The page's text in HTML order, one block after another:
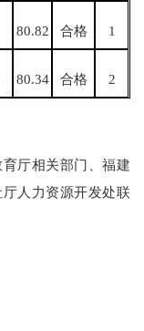
80.82 合格 1
80.34 合格 2
厅相关部门、福建
人力资源开发处联